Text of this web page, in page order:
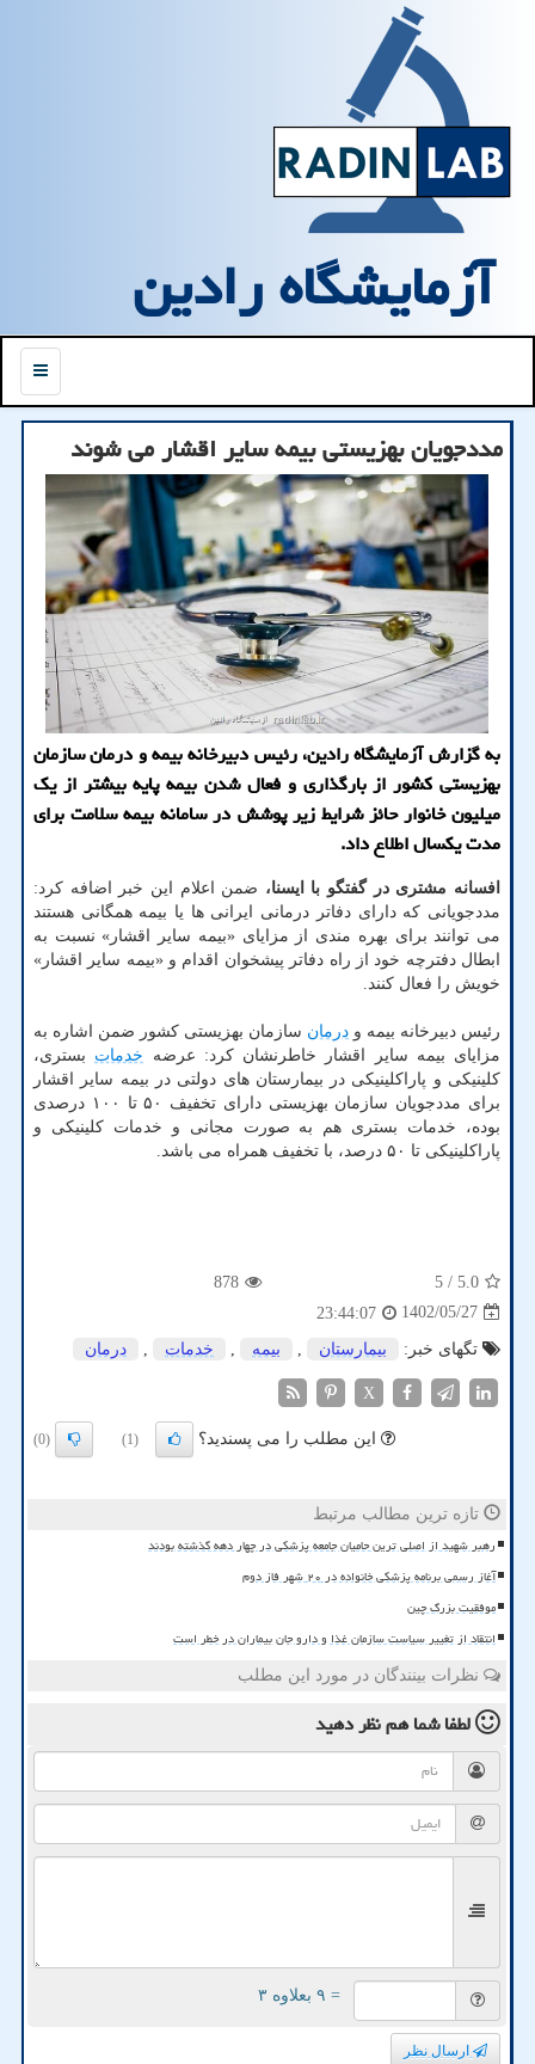
آزمایشگاه رادین
منو
مددجویان بهزیستی بیمه سایر اقشار می شوند
به گزارش آزمایشگاه رادین، رئیس دبیرخانه بیمه و درمان سازمان
بهزیستی کشور از بارگذاری و فعال شدن بیمه پایه بیشتر از یک
میلیون خانوار حائز شرایط زیر پوشش در سامانه بیمه سلامت برای
مدت یکسال اطلاع داد.
افسانه مشتری در گفتگو با ایسنا، ضمن اعلام این خبر اضافه کرد:
مددجویانی که دارای دفاتر درمانی ایرانی ها یا بیمه همگانی هستند
می توانند برای بهره مندی از مزایای «بیمه سایر اقشار» نسبت به
ابطال دفترچه خود از راه دفاتر پیشخوان اقدام و «بیمه سایر اقشار»
خویش را فعال کنند.
رئیس دبیرخانه بیمه و درمان سازمان بهزیستی کشور ضمن اشاره به
مزایای بیمه سایر اقشار خاطرنشان کرد: عرضه خدمات بستری،
کلینیکی و پاراکلینیکی در بیمارستان های دولتی در بیمه سایر اقشار
برای مددجویان سازمان بهزیستی دارای تخفیف ۵۰ تا ۱۰۰ درصدی
بوده، خدمات بستری هم به صورت مجانی و خدمات کلینیکی و
پاراکلینیکی تا ۵۰ درصد، با تخفیف همراه می باشد.
5.0
/ 5
878
1402/05/27
23:44:07
تگهای خبر:
بیمارستان بیمه خدمات درمان
X
این مطلب را می پسندید؟ (1)
(0)
تازه ترین مطالب مرتبط
رهبر شهید از اصلی ترین حامیان جامعه پزشکی در چهار دهه گذشته بودند
آغاز رسمی برنامه پزشکی خانواده در ۲۰ شهر فاز دوم
موفقیت بزرگ چین
انتقاد از تغییر سیاست سازمان غذا و دارو جان بیماران در خطر است
نظرات بینندگان در مورد این مطلب
لطفا شما همنظر دهید
= ۹ بعلاوه ۳
ارسال نظر